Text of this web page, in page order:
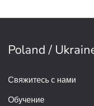
Poland /
Свяжитесь с нами
Обучение